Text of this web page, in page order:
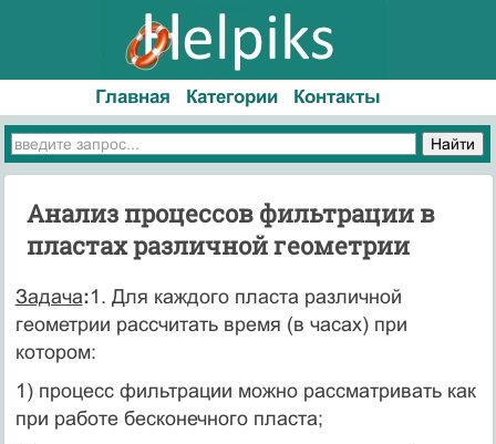
Главная Категории Контакты
Анализ процессов фильтрации в
пластах различной геометрии
Задача:1. Для каждого пласта различной
геометрии рассчитать время (в часах) при
котором:
1) процесс фильтрации можно рассматривать как
при работе бесконечного пласта;